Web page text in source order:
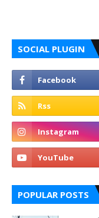
SOCIAL PLUGIN
POPULAR POSTS